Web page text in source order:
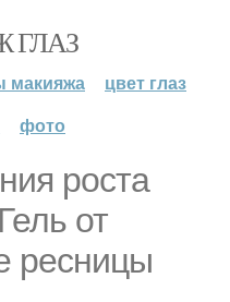
макияжа
цвет глаз
фото
роста
от
ресницы